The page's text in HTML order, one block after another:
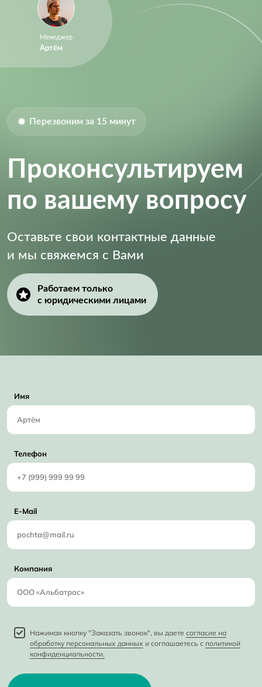
Менеджер
Артём
Перезвоним за 15 минут
Проконсультируем
по вашему вопросу
Оставьте свои контактные данные
и мы свяжемся с Вами
Работаем только
с юридическими лицами
Имя
Телефон
E-Mail
Компания
Нажимая кнопку "Заказать звонок", вы даете согласие на
обработку персональных данных и соглашаетесь с политикой
конфиденциальности.